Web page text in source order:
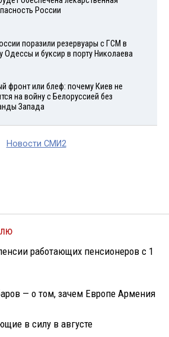
России
поразили резервуары с ГСМ в
Одессы и буксир в порту Николаева
фронт или блеф: почему Киев не
на войну с Белоруссией без
Запада
Новости СМИ2
работающих пенсионеров с 1
— о том, зачем Европе Армения
в силу в августе